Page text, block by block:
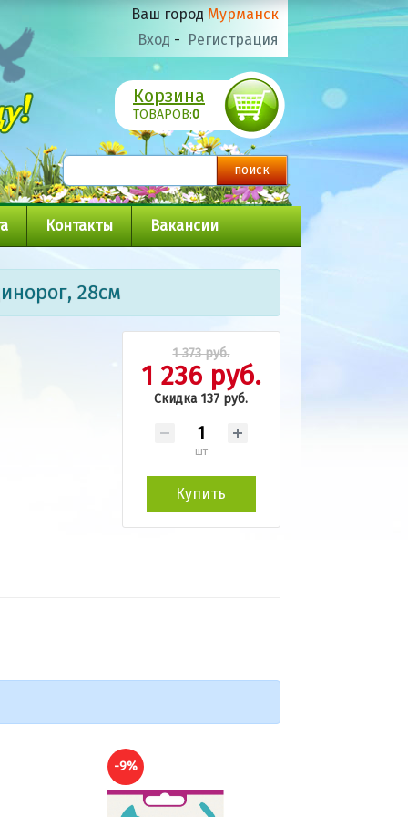
Ваш город Мурманск
Вход - Регистрация
Корзина
ТОВАРОВ:0
Контакты Вакансии
28см
1 373 руб.
1 236 руб.
Скидка 137 руб.
шт
Купить
-9%